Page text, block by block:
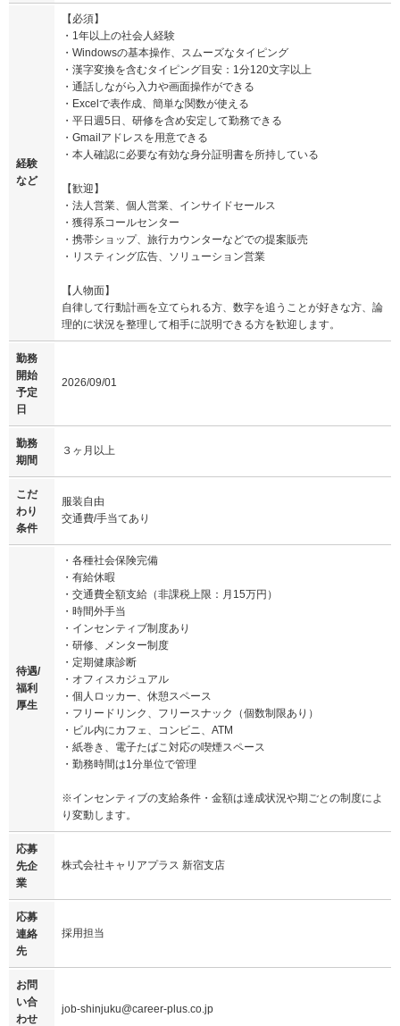
経験
など
【必須】
・1年以上の社会人経験
・Windowsの基本操作、スムーズなタイピング
・漢字変換を含むタイピング目安：1分120文字以上
・通話しながら入力や画面操作ができる
・Excelで表作成、簡単な関数が使える
・平日週5日、研修を含め安定して勤務できる
・Gmailアドレスを用意できる
・本人確認に必要な有効な身分証明書を所持している
【歓迎】
・法人営業、個人営業、インサイドセールス
・獲得系コールセンター
・携帯ショップ、旅行カウンターなどでの提案販売
・リスティング広告、ソリューション営業
【人物面】
自律して行動計画を立てられる方、数字を追うことが好きな方、論
理的に状況を整理して相手に説明できる方を歓迎します。
勤務
開始
予定
日
2026/09/01
勤務
期間
３ヶ月以上
こだ
わり
条件
服装自由
交通費/手当てあり
待遇/
福利
厚生
・各種社会保険完備
・有給休暇
・交通費全額支給（非課税上限：月15万円）
・時間外手当
・インセンティブ制度あり
・研修、メンター制度
・定期健康診断
・オフィスカジュアル
・個人ロッカー、休憩スペース
・フリードリンク、フリースナック（個数制限あり）
・ビル内にカフェ、コンビニ、ATM
・紙巻き、電子たばこ対応の喫煙スペース
・勤務時間は1分単位で管理
※インセンティブの支給条件・金額は達成状況や期ごとの制度によ
り変動します。
応募
先企
業
株式会社キャリアプラス 新宿支店
応募
連絡
先
採用担当
お問
い合
わせ
job-shinjuku@career-plus.co.jp